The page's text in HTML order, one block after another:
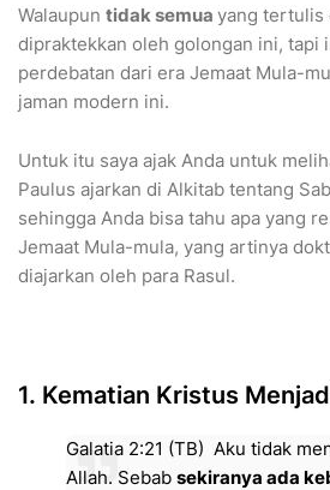
Walaupun tidak semua yang tertulis
dipraktekkan oleh golongan ini, tapi
perdebatan dari era Jemaat Mula-
jaman modern ini.
Untuk itu saya ajak Anda untuk
Paulus ajarkan di Alkitab tentang
sehingga Anda bisa tahu apa yang
Jemaat Mula-mula, yang artinya
diajarkan oleh para Rasul.
​1. Kematian Kristus
​Galatia 2:21 (TB) Aku tidak
Allah. Sebab sekiranya ada